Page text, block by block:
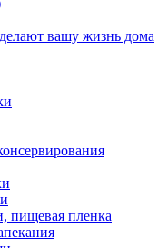
вашу жизнь дома
пищевая пленка